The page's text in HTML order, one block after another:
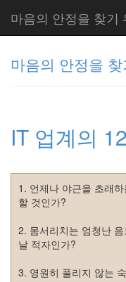
마음의 안정을 찾기
마음의 안정을
IT 업계의
1. 언제나 야근을 초래
할 것인가?
2. 몸서리치는 엄청난
날 적자인가?
3. 영원히 풀리지 않는
움
(복
자
주)
Cloud
Delphi